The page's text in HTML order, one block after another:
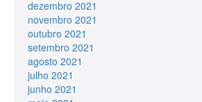
dezembro 2021
novembro 2021
outubro 2021
setembro 2021
agosto 2021
julho 2021
junho 2021